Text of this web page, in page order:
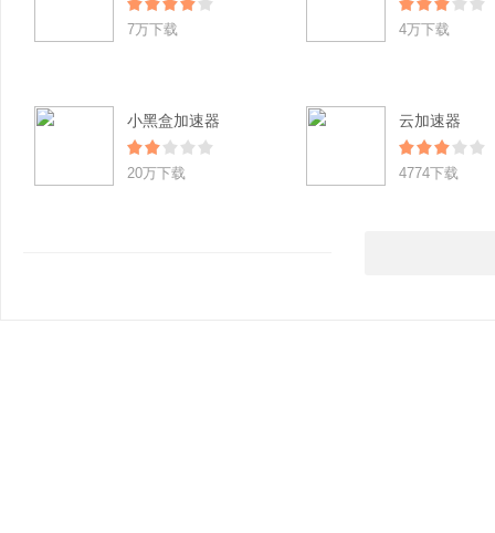
7万下载 4万下载
小黑盒加速器
20万下载
云加速器
4774下载